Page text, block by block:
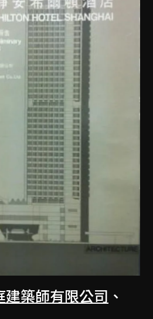
築師有限公司 、